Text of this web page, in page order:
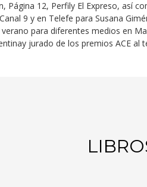
, Página 12, Perfily El Expreso, así
9 y en Telefe para Susana
para diferentes medios en
y jurado de los premios ACE al